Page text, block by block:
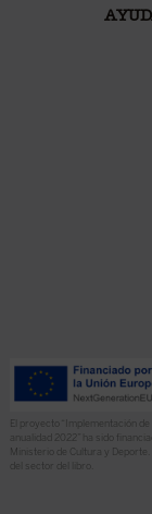
El proyecto “Implementación
anualidad 2022” ha sido
Ministerio de Cultura y
del sector del libro.